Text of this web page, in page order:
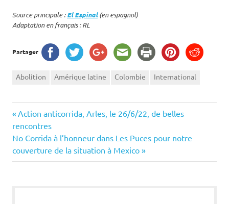
Source principale :El Espinal(en espagnol)
Adaptation en français : RL
Partager
Abolition Amérique latine Colombie International
Navigation
de
l’article
Previous
Post:
Action anticorrida, Arles, le 26/6/22, de belles
rencontres
Next
Post:
No Corrida à l’honneur dans Les Puces pour notre
couverture de la situation à Mexico